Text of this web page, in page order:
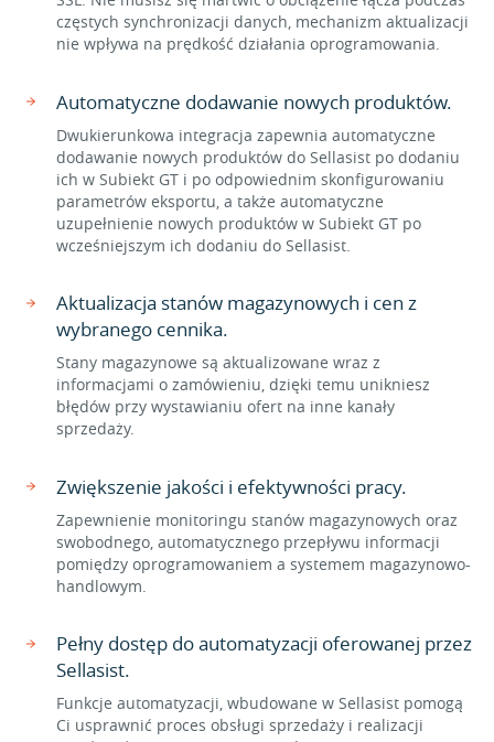
częstych synchronizacji danych, mechanizm aktualizacji
nie wpływa na prędkość działania oprogramowania.
Automatyczne dodawanie nowych produktów.
Dwukierunkowa integracja zapewnia automatyczne
dodawanie nowych produktów do Sellasist po dodaniu
ich w Subiekt GT i po odpowiednim skonfigurowaniu
parametrów eksportu, a także automatyczne
uzupełnienie nowych produktów w Subiekt GT po
wcześniejszym ich dodaniu do Sellasist.
Aktualizacja stanów magazynowych i cen z
wybranego cennika.
Stany magazynowe są aktualizowane wraz z
informacjami o zamówieniu, dzięki temu unikniesz
błędów przy wystawianiu ofert na inne kanały
sprzedaży.
Zwiększenie jakości i efektywności pracy.
Zapewnienie monitoringu stanów magazynowych oraz
swobodnego, automatycznego przepływu informacji
pomiędzy oprogramowaniem a systemem magazynowo-
handlowym.
Pełny dostęp do automatyzacji oferowanej przez
Sellasist.
Funkcje automatyzacji, wbudowane w Sellasist pomogą
Ci usprawnić proces obsługi sprzedaży i realizacji